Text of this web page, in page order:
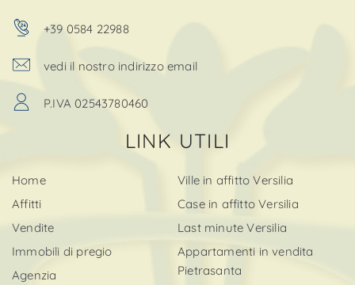
+39 0584 22988
vedi il nostro indirizzo email
P.IVA 02543780460
LINK UTILI
Home
Affitti
Vendite
Immobili di pregio
Agenzia
Ville in affitto Versilia
Case in affitto Versilia
Last minute Versilia
Appartamenti in vendita
Pietrasanta